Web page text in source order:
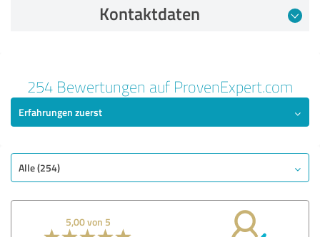
Kontaktdaten
4,33 von 5
Qualität
Nutzen
254 Bewertungen auf ProvenExpert.com
Erfahrungen zuerst
Alle (254)
5,00 von 5